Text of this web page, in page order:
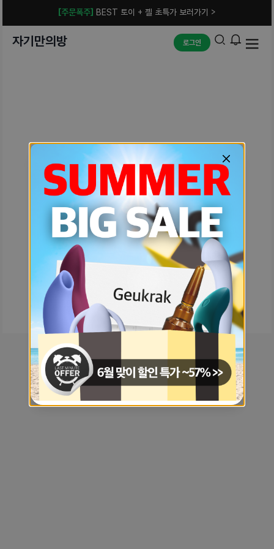
[주문폭주] BEST 토이 + 젤 초특가 보러가기 >
자기만의방 로그인
예상치 못한 에러입니다.